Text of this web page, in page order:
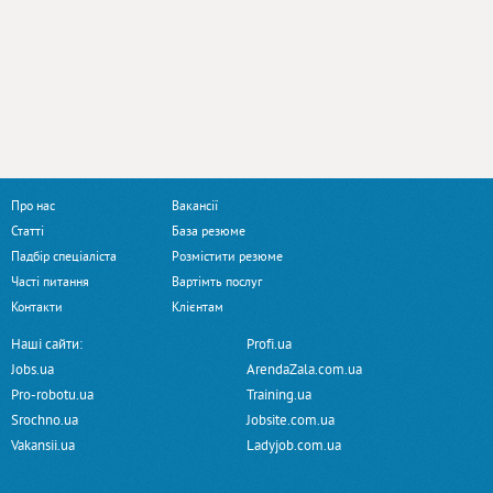
Про нас
Статті
Падбір спеціаліста
Часті питання
Контакти
Вакансії
База резюме
Розмістити резюме
Вартімть послуг
Клієнтам
Наші сайти:
Jobs.ua
Pro-robotu.ua
Srochno.ua
Vakansii.ua
Profi.ua
ArendaZala.com.ua
Training.ua
Jobsite.com.ua
Ladyjob.com.ua